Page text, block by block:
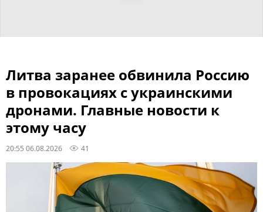
Литва заранее обвинила Россию
в провокациях с украинскими
дронами. Главные новости к
этому часу
20:55 06.08.2026 41